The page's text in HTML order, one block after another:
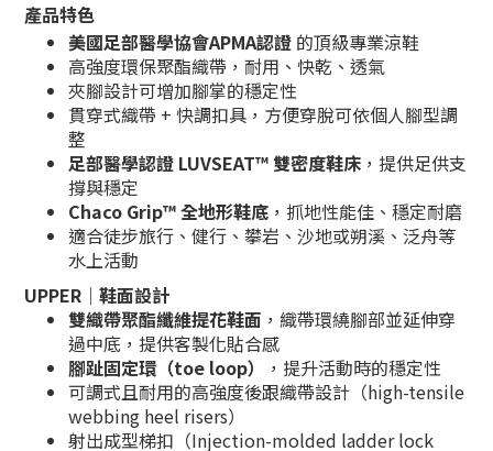
產品特色
美國足部醫學協會APMA認證 的頂級專業涼鞋
高強度環保聚酯織帶，耐用、快乾、透氣
夾腳設計可增加腳掌的穩定性
貫穿式織帶 + 快調扣具，方便穿脫可依個人腳型調
整
足部醫學認證 LUVSEAT™ 雙密度鞋床 ，提供足供支
撐與穩定
Chaco Grip™ 全地形鞋底 ，抓地性能佳、穩定耐磨
適合徒步旅行、健行、攀岩、沙地或朔溪、泛舟等
水上活動
UPPER｜鞋面設計
雙織帶聚酯纖維提花鞋面 ，織帶環繞腳部並延伸穿
過中底，提供客製化貼合感
腳趾固定環（toe loop）
，提升活動時的穩定性
可調式且耐用的高強度後跟織帶設計（high-tensile
webbing heel risers）
射出成型梯扣（Injection-molded ladder lock